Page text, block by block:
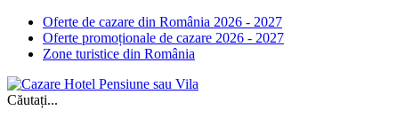
Oferte de cazare din România 2026 - 2027
Oferte promoționale de cazare 2026 - 2027
Zone turistice din România
Căutați...